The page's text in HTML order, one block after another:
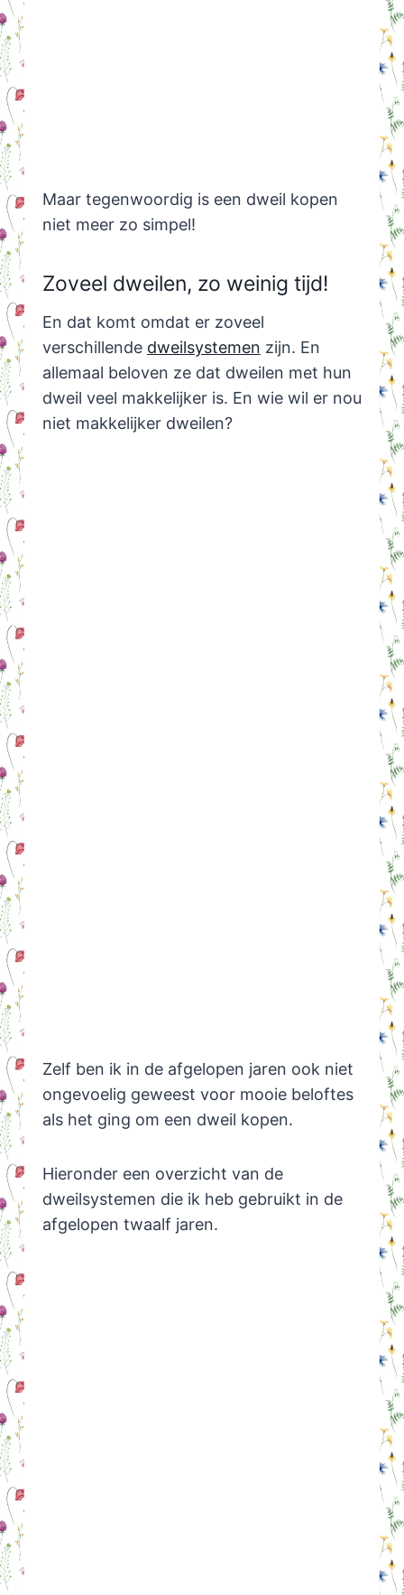
Maar tegenwoordig is een dweil kopen
niet meer zo simpel!
Zoveel dweilen, zo weinig tijd!
En dat komt omdat er zoveel
verschillende dweilsystemen zijn. En
allemaal beloven ze dat dweilen met hun
dweil veel makkelijker is. En wie wil er nou
niet makkelijker dweilen?
Zelf ben ik in de afgelopen jaren ook niet
ongevoelig geweest voor mooie beloftes
als het ging om een dweil kopen.
Hieronder een overzicht van de
dweilsystemen die ik heb gebruikt in de
afgelopen twaalf jaren.